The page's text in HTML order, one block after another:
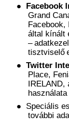
● Facebook
Grand
Facebook,
által kínált
–
tisztviselő
● Twitter
Place,
IRELAND,
használata
● Speciális
további